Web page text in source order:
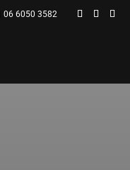
06 6050 3582